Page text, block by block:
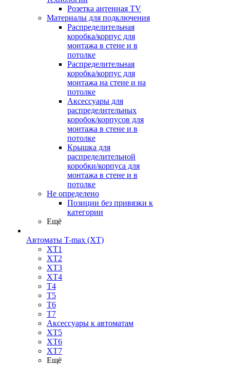
Розетка антенная TV
Материалы для подключения
Распределительная
коробка/корпус для
монтажа в стене и в
потолке
Распределительная
коробка/корпус для
монтажа на стене и на
потолке
Аксессуары для
распределительных
коробок/корпусов для
монтажа в стене и в
потолке
Крышка для
распределительной
коробки/корпуса для
монтажа в стене и в
потолке
Не определено
Позиции без привязки к
категории
Ещё
Автоматы T-max (XT)
XT1
XT2
XT3
XT4
T4
T5
T6
T7
Аксессуары к автоматам
XT5
XT6
XT7
Ещё